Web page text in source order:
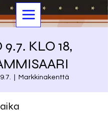
9.7. KLO 18,
Markkinakenttä